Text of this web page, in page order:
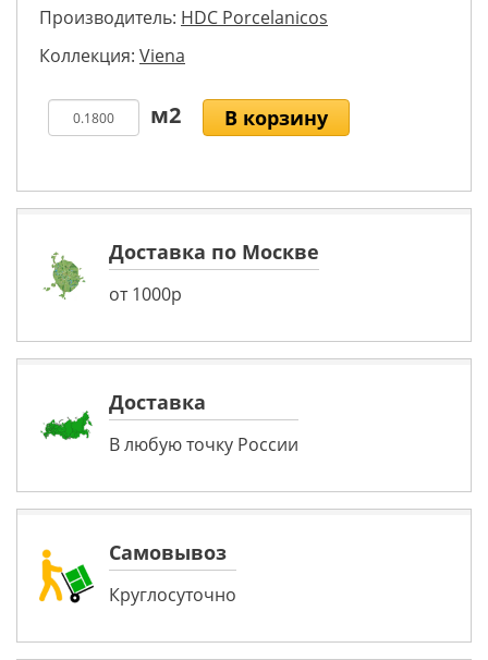
Производитель: HDC Porcelanicos
Коллекция: Viena
В корзину
Доставка по Москве
от 1000р
Доставка
В любую точку России
Самовывоз
Круглосуточно